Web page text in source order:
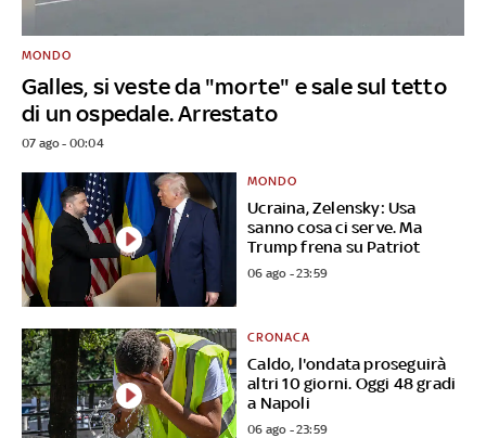
Galles, si veste da "morte" e sale sul tetto
di un ospedale. Arrestato
MONDO
07 ago - 00:04
Ucraina, Zelensky: Usa
sanno cosa ci serve. Ma
Trump frena su Patriot
MONDO
06 ago - 23:59
Caldo, l'ondata proseguirà
altri 10 giorni. Oggi 48 gradi
a Napoli
CRONACA
06 ago - 23:59